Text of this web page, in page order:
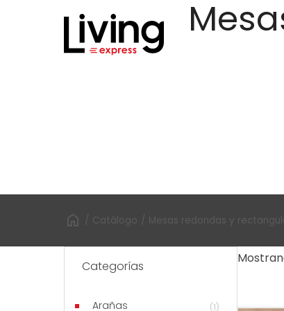
/ Catálogo / Mesas redondas y
Categorías
Arañas (1)